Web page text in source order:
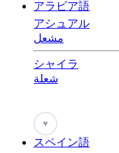
アラビア語
アシュアル
مشعل
シャイラ
شعلة
♥
スペイン語